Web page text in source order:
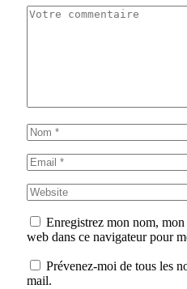
Enregistrez mon nom,
web dans ce navigateur pour
Prévenez-moi de tous les
mail.